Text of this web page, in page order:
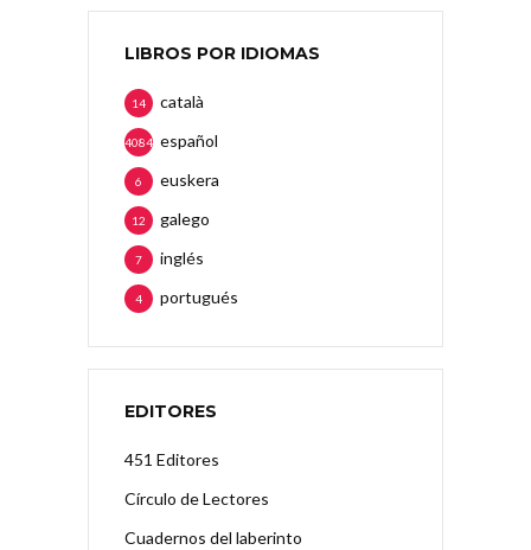
LIBROS POR IDIOMAS
català
14
español
4084
euskera
6
galego
12
inglés
7
portugués
4
EDITORES
451 Editores
Círculo de Lectores
Cuadernos del laberinto